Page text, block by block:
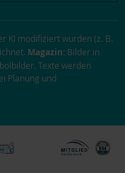
KI modifiziert wurden (z. B.
Magazin: Bilder in
Texte werden
Planung und